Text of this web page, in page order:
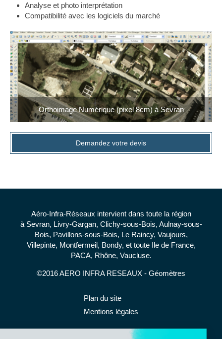
Analyse et photo interprétation
Compatibilité avec les logiciels du marché
Orthoimage Numérique (pixel 8cm) à Sevran
Demandez votre devis
Aéro-Infra-Réseaux intervient dans toute la région
à Sevran, Livry-Gargan, Clichy-sous-Bois, Aulnay-sous-
Bois, Pavillons-sous-Bois, Le Raincy, Vaujours,
Villepinte, Montfermeil, Bondy, et toute Ile de France,
PACA, Rhône, Vaucluse.
©2016 AERO INFRA RESEAUX - Géomètres
Plan du site
Mentions légales